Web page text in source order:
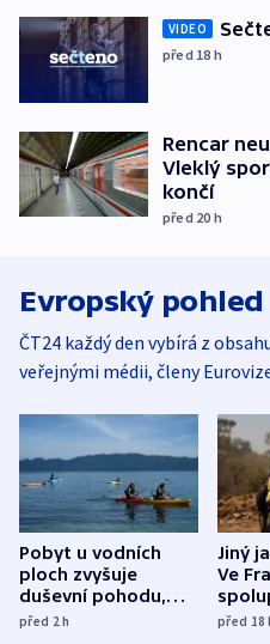
VIDEO
před 18 h
Rencar
Vleklý
končí
před 20 h
Evropský pohled
ČT24 každý den vybírá z
veřejnými médii, členy
Pobyt u vodních
ploch zvyšuje
duševní pohodu,
ukázala
před 2h
Jiný
Ve
před 18